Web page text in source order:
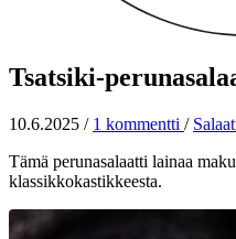
Tsatsiki-
10.6.2025 / 1 kommentti /
Tämä perunasalaatti lainaa
klassikkokastikkeesta.